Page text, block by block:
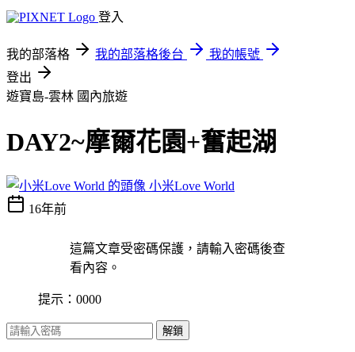
登入
我的部落格 我的部落格後台
我的帳號
登出
遊寶島-雲林 國內旅遊
DAY2~摩爾花園+奮起湖
小米Love World
16年前
這篇文章受密碼保護，請輸入密碼後查
看內容。
提示：0000
解鎖